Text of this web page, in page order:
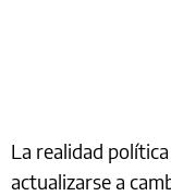
La realidad
actualizarse a